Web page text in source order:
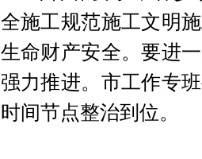
全施工规范施工文明
生命财产安全。要进
强力推进。市工作专
时间节点整治到位。